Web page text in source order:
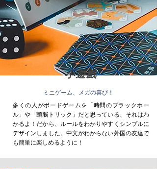
小遊戲
ミニゲーム、メガの喜び！
多くの人がボードゲームを「時間のブラックホー
ル」や「頭脳トリック」だと思っている、それはわ
かるよ！だから、ルールをわかりやすくシンプルに
デザインしました。中文がわからない外国の友達で
も簡単に楽しめるように！